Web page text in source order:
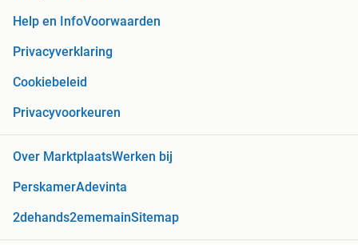
Help en InfoVoorwaarden
Privacyverklaring
Cookiebeleid
Privacyvoorkeuren
Over MarktplaatsWerken bij
PerskamerAdevinta
2dehands2ememainSitemap